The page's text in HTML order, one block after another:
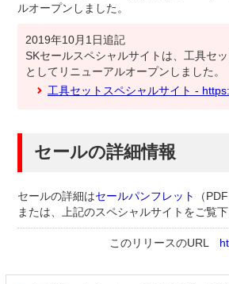
ルオープンしました。
2019年10月1日追記
SKセールスペシャルサイトは、工具セ
としてリニューアルオープンしました。
工具セットスペシャルサイト -
セールの詳細情報
セールの詳細はセールパンフレット
（
または、上記のスペシャルサイトをご覧下
このリリースのURL